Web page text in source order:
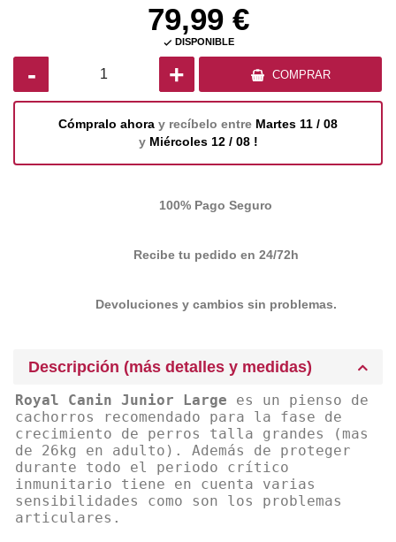
79,99 €
 DISPONIBLE
- + COMPRAR
Cómpralo ahora y recíbelo entre Martes 11 / 08
y Miércoles 12 / 08 !
100% Pago Seguro
Recibe tu pedido en 24/72h
Devoluciones y cambios sin problemas.
Descripción (más detalles y medidas)
Royal Canin Junior Large es un pienso de
cachorros recomendado para la fase de
crecimiento de perros talla grandes (mas
de 26kg en adulto). Además de proteger
durante todo el periodo crítico
inmunitario tiene en cuenta varias
sensibilidades como son los problemas
articulares.